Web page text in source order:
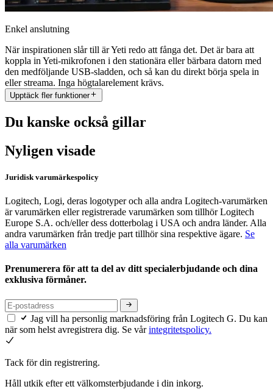
Enkel anslutning
När inspirationen slår till är Yeti redo att fånga det. Det är bara att
koppla in Yeti-mikrofonen i den stationära eller bärbara datorn med
den medföljande USB-sladden, och så kan du direkt börja spela in
eller streama. Inga högtalarelement krävs.
Upptäck fler funktioner
Du kanske också gillar
Nyligen visade
Juridisk varumärkespolicy
Logitech, Logi, deras logotyper och alla andra Logitech-varumärken
är varumärken eller registrerade varumärken som tillhör Logitech
Europe S.A. och/eller dess dotterbolag i USA och andra länder. Alla
andra varumärken från tredje part tillhör sina respektive ägare. Se
alla varumärken
Prenumerera för att ta del av ditt specialerbjudande och dina
exklusiva förmåner.
Jag vill ha personlig marknadsföring från Logitech G. Du kan
när som helst avregistrera dig. Se vårintegritetspolicy.
Tack för din registrering.
Håll utkik efter ett välkomsterbjudande i din inkorg.